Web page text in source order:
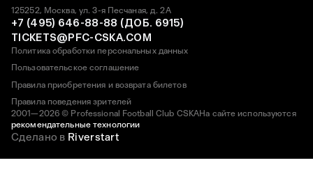
2001—2026 © Professional Football Club CSKAНа сайте используются
рекомендательные технологии
125252, Москва, ул. 3-я Песчаная, д. 2А
+7 (495) 646-88-88 (ДОБ. 6915)
TICKETS@PFC-CSKA.COM
Политика обработки персональных данных
Пользовательское соглашение
Правила приобретения и возврата билетов
Правила поведения зрителей
Сделано в Riverstart